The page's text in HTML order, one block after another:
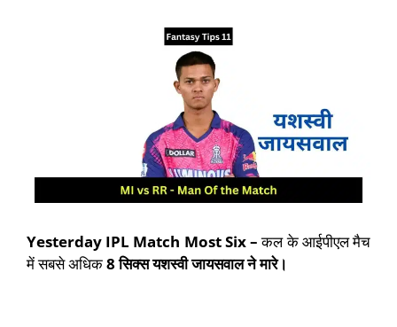
Yesterday IPL Match Most Six –कल के आईपीएल मैच
में सबसे अधिक8 सिक्स यशस्वी जायसवालने मारे।